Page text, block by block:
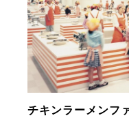
チキンラーメンフ